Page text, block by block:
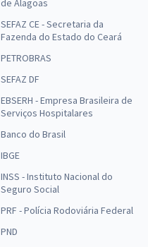
de Alagoas
SEFAZ CE - Secretaria da
Fazenda do Estado do Ceará
PETROBRAS
SEFAZ DF
EBSERH - Empresa Brasileira de
Serviços Hospitalares
Banco do Brasil
IBGE
INSS - Instituto Nacional do
Seguro Social
PRF - Polícia Rodoviária Federal
PND